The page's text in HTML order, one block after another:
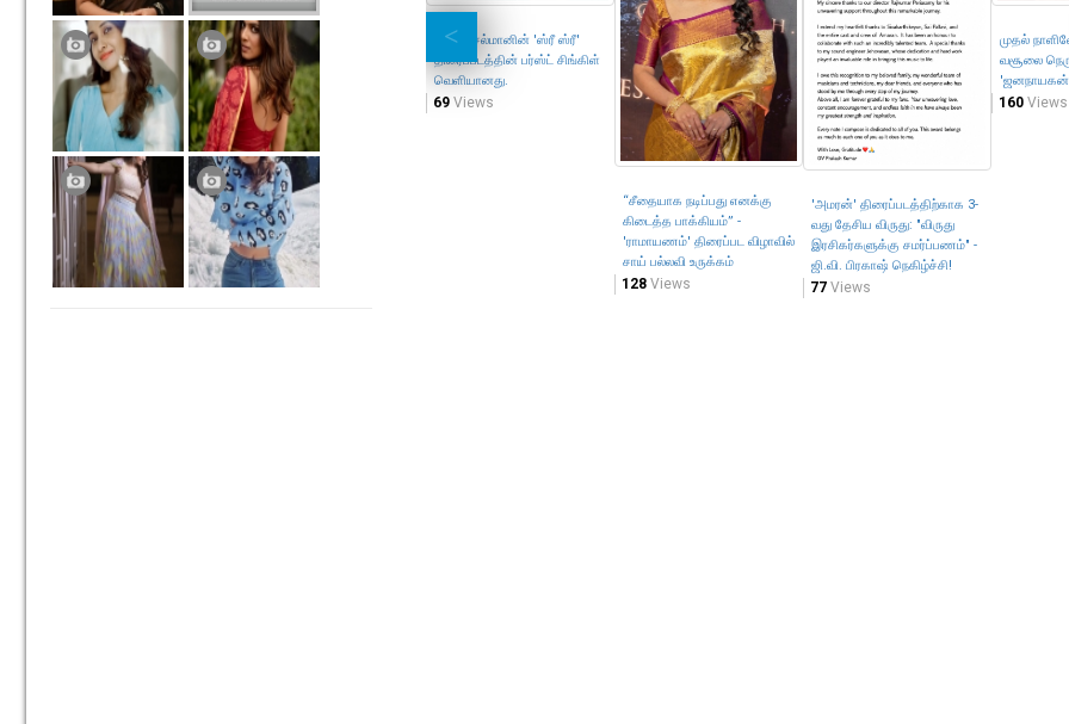
துல்கர் சல்மானின் 'ஸ்ரீ ஸ்ரீ'
திரைப்படத்தின் பர்ஸ்ட் சிங்கிள்
வெளியானது.
69 Views
“சீதையாக நடிப்பது எனக்கு
கிடைத்த பாக்கியம்” -
'ராமாயணம்' திரைப்பட விழாவில்
சாய் பல்லவி உருக்கம்
128 Views
'அமரன்' திரைப்படத்திற்காக 3-
வது தேசிய விருது: "விருது
இரசிகர்களுக்கு சமர்ப்பணம்" -
ஜி.வி. பிரகாஷ் நெகிழ்ச்சி!
77 Views
முதல்
வசூலை
160 Views